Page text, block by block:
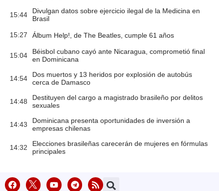
15:44
Divulgan datos sobre ejercicio ilegal de la Medicina en
Brasil
15:27 Álbum Help!, de The Beatles, cumple 61 años
15:04
Béisbol cubano cayó ante Nicaragua, comprometió final
en Dominicana
14:54
Dos muertos y 13 heridos por explosión de autobús
cerca de Damasco
14:48
Destituyen del cargo a magistrado brasileño por delitos
sexuales
14:43
Dominicana presenta oportunidades de inversión a
empresas chilenas
14:32
Elecciones brasileñas carecerán de mujeres en fórmulas
principales